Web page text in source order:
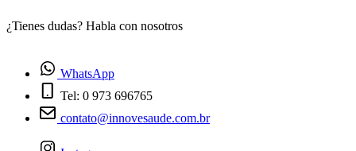
¿Tienes dudas? Habla con nosotros
WhatsApp
Tel: 0 973 696765
contato@innovesaude.com.br